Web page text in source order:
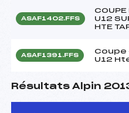
ASAF1402.FFS
COUPE
U12
HTE
ASAF1391.FFS
Coupe
U12
Résultats Alpin